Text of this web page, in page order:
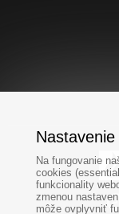
Na fungovanie
cookies
funkcionality
zmenou
môže ovplyvniť